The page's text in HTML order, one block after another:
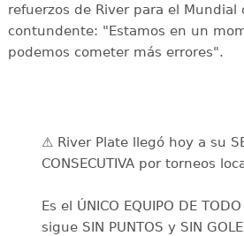
refuerzos de River para el
contundente: "Estamos en un
podemos cometer más errores".
⚠️ River Plate llegó hoy a su
CONSECUTIVA por torneos
Es el ÚNICO EQUIPO DE
sigue SIN PUNTOS y SIN